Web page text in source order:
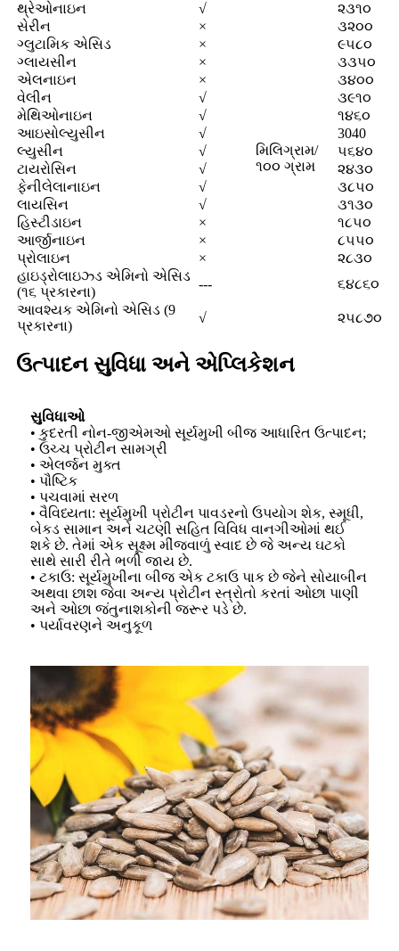
મિલિગ્રામ/
૧૦૦ ગ્રામ
થ્રેઓનાઇન
√
૨૩૧૦
સેરીન
×
૩૨૦૦
ગ્લુટામિક એસિડ
×
૯૫૮૦
ગ્લાયસીન
×
૩૩૫૦
એલનાઇન
×
૩૪૦૦
વેલીન
√
૩૯૧૦
મેથિઓનાઇન
√
૧૪૬૦
આઇસોલ્યુસીન
√
3040
લ્યુસીન
√
૫૬૪૦
ટાયરોસિન
√
૨૪૩૦
ફેનીલેલાનાઇન
√
૩૮૫૦
લાયસિન
√
૩૧૩૦
હિસ્ટીડાઇન
×
૧૮૫૦
આર્જીનાઇન
×
૮૫૫૦
પ્રોલાઇન
×
૨૮૩૦
હાઇડ્રોલાઇઝ્ડ એમિનો એસિડ
(૧૬ પ્રકારના)
---
૬૪૮૬૦
આવશ્યક એમિનો એસિડ (9
પ્રકારના)
√ ૨૫૮૭૦
ઉત્પાદન સુવિધા અને એપ્લિકેશન
સુવિધાઓ
• કુદરતી નોન-જીએમઓ સૂર્યમુખી બીજ આધારિત ઉત્પાદન;
• ઉચ્ચ પ્રોટીન સામગ્રી
• એલર્જન મુક્ત
• પૌષ્ટિક
• પચવામાં સરળ
• વૈવિધ્યતા: સૂર્યમુખી પ્રોટીન પાવડરનો ઉપયોગ શેક, સ્મૂધી,
બેકડ સામાન અને ચટણી સહિત વિવિધ વાનગીઓમાં થઈ
શકે છે. તેમાં એક સૂક્ષ્મ મીંજવાળું સ્વાદ છે જે અન્ય ઘટકો
સાથે સારી રીતે ભળી જાય છે.
• ટકાઉ: સૂર્યમુખીના બીજ એક ટકાઉ પાક છે જેને સોયાબીન
અથવા છાશ જેવા અન્ય પ્રોટીન સ્ત્રોતો કરતાં ઓછા પાણી
અને ઓછા જંતુનાશકોની જરૂર પડે છે.
• પર્યાવરણને અનુકૂળ